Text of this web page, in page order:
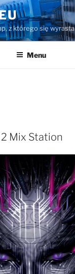
z którego się wyrasta
Menu
Mix Station